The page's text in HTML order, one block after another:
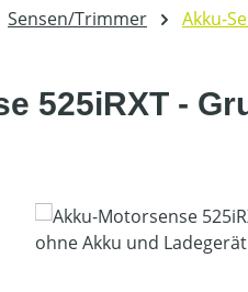
Sensen/Trimmer Akku-
525iRXT -